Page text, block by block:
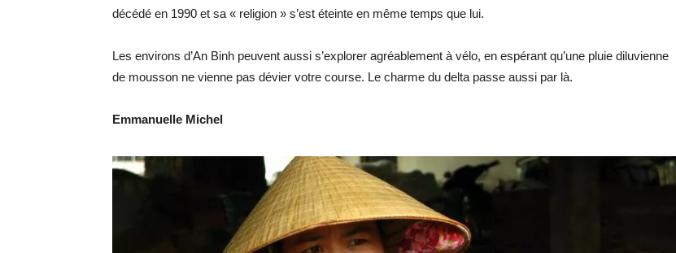
décédé en 1990 et sa « religion » s’est éteinte en même temps que lui.
Les environs d’An Binh peuvent aussi s’explorer agréablement à vélo, en espérant qu’une pluie diluvienne
de mousson ne vienne pas dévier votre course. Le charme du delta passe aussi par là.
Emmanuelle Michel